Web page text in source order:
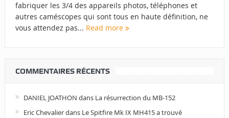
fabriquer les 3/4 des appareils photos, téléphones et
autres caméscopes qui sont tous en haute définition, ne
vous attendez pas... Read more
COMMENTAIRES RÉCENTS
DANIEL JOATHON dans La résurrection du MB-152
Eric Chevalierdans Le Spitfire Mk IX MH415 a trouvé